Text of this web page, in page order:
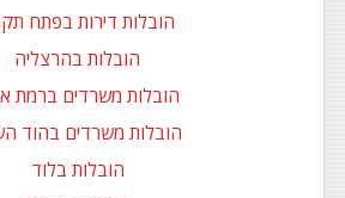
הובלות דירות בפתח
הובלות בהרצליה
הובלות משרדים ברמת
הובלות משרדים בהוד
הובלות בלוד